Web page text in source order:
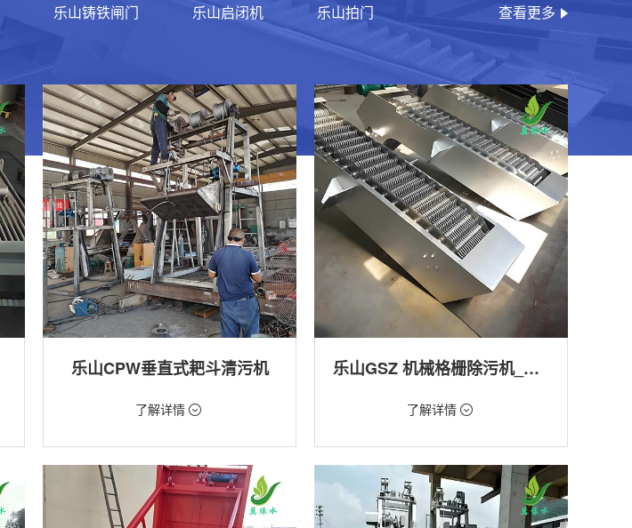
乐山铸铁闸门 乐山启闭机 乐山拍门 查看更多
乐山CPW垂直式耙斗清污机
价格：5268元/台了解详情
乐山GSZ 机械格栅除污机_污水处理拦截设备_型号参数 | 工作原理 | 适用场景详解
价格：1800元/台
机
用途：泵站,污水处理,渠道,河道,化工,纺织,给
排水工程
了解详情